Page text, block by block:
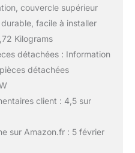
couvercle supérieur
facile à installer
Kilograms
détachées : Information
détachées
client : 4,5 sur
sur Amazon.fr : 5 février